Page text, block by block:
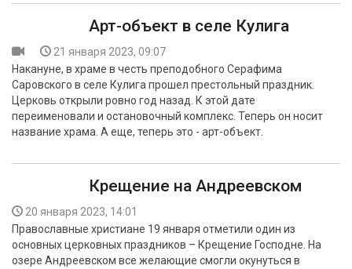
Арт-объект в селе Кулига
21 января 2023, 09:07
Накануне, в храме в честь преподобного Серафима
Саровского в селе Кулига прошел престольный праздник.
Церковь открыли ровно год назад. К этой дате
переименовали и остановочный комплекс. Теперь он носит
название храма. А еще, теперь это - арт-объект.
Крещение на Андреевском
20 января 2023, 14:01
Православные христиане 19 января отметили один из
основных церковных праздников – Крещение Господне. На
озере Андреевском все желающие смогли окунуться в